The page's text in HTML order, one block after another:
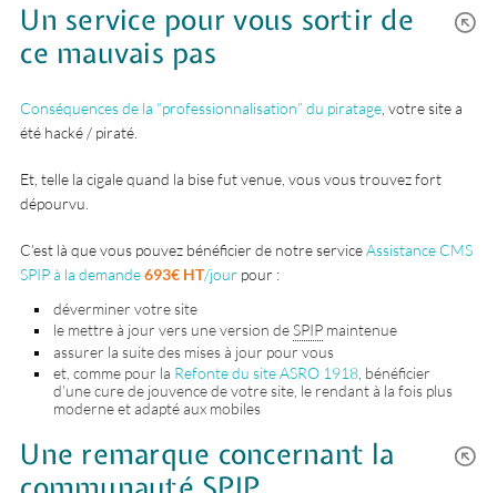
Un service pour vous sortir de
ce mauvais pas
Conséquences de la “professionnalisation” du piratage , votre site a
été hacké / piraté.
Et, telle la cigale quand la bise fut venue, vous vous trouvez fort
dépourvu.
C’est là que vous pouvez bénéficier de notre serviceAssistance CMS
SPIP à la demande693€ HT/jour pour :
déverminer votre site
le mettre à jour vers une version deSPIP maintenue
assurer la suite des mises à jour pour vous
et, comme pour la Refonte du site ASRO 1918 , bénéficier
d’une cure de jouvence de votre site, le rendant à la fois plus
moderne et adapté aux mobiles
Une remarque concernant la